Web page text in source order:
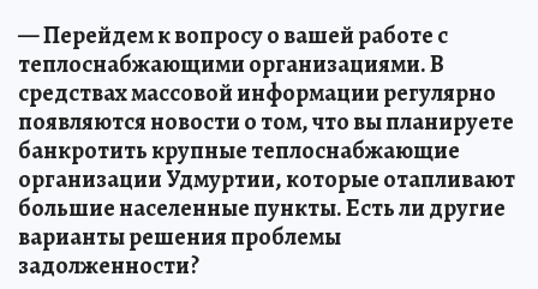
— Перейдем к вопросу о вашей работе с
теплоснабжающими организациями. В
средствах массовой информации регулярно
появляются новости о том, что вы планируете
банкротить крупные теплоснабжающие
организации Удмуртии, которые отапливают
большие населенные пункты. Есть ли другие
варианты решения проблемы
задолженности?